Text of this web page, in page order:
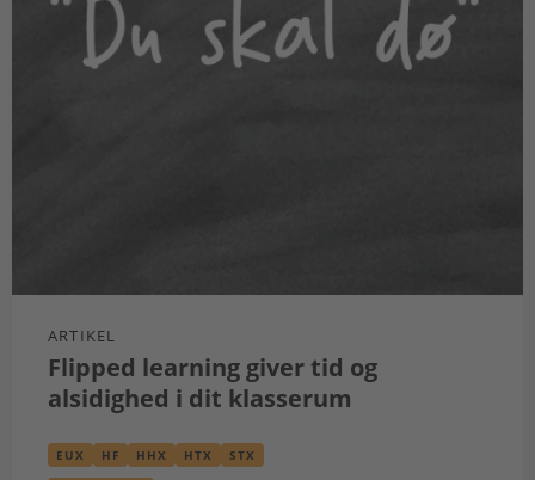
ARTIKEL
Flipped learning giver tid og
alsidighed i dit klasserum
EUX HF HHX HTX STX